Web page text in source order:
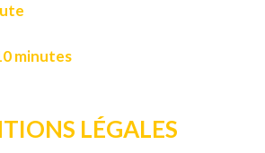
minutes
LÉGALES